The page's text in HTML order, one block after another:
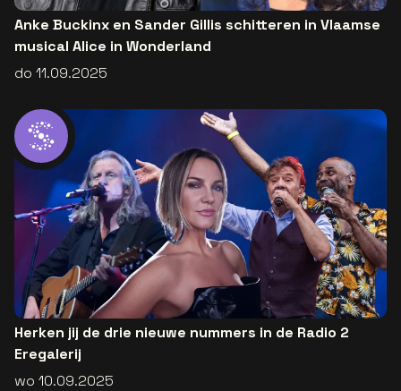
Anke Buckinx en Sander Gillis schitteren in Vlaamse
musical Alice in Wonderland
do 11.09.2025
Herken jij de drie nieuwe nummers in de Radio 2
Eregalerij
wo 10.09.2025